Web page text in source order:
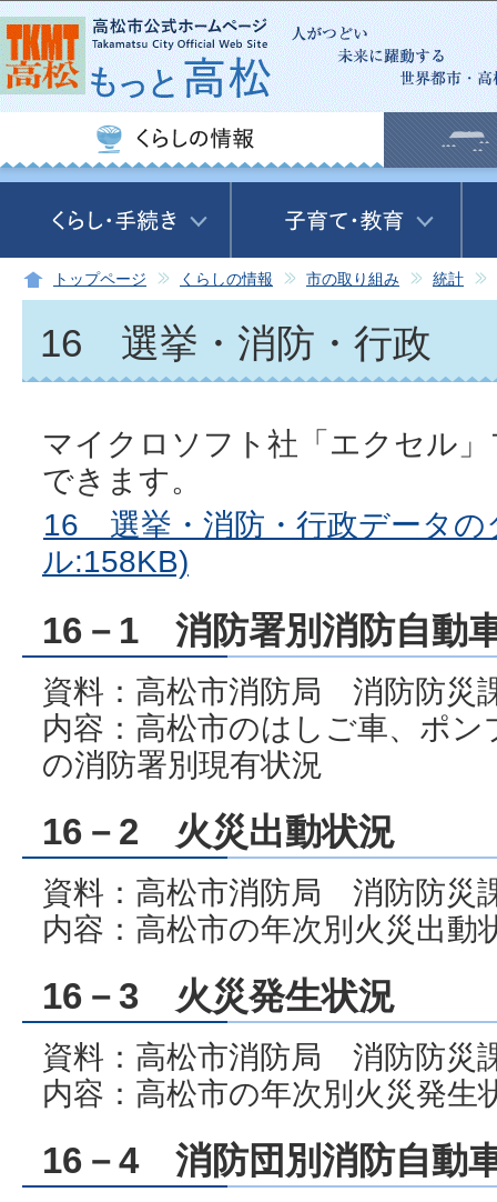
この
トップページ くらしの情報 市の取り組み 統計
16 選挙・消防・行政
マイクロソフト社「エクセル
できます。
16 選挙・消防・行政データの
ル:158KB)
16－1 消防署別消防自動
資料：高松市消防局 消防防災
内容：高松市のはしご車、ポ
の消防署別現有状況
16－2 火災出動状況
資料：高松市消防局 消防防災
内容：高松市の年次別火災出動
16－3 火災発生状況
資料：高松市消防局 消防防災
内容：高松市の年次別火災発生
16－4 消防団別消防自動